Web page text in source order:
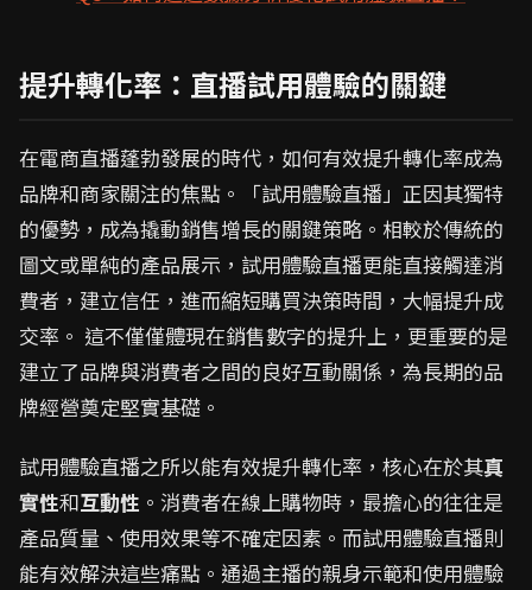
提升轉化率：直播試用體驗的關鍵
在電商直播蓬勃發展的時代，如何有效提升轉化率成為
品牌和商家關注的焦點。「試用體驗直播」正因其獨特
的優勢，成為撬動銷售增長的關鍵策略。相較於傳統的
圖文或單純的產品展示，試用體驗直播更能直接觸達消
費者，建立信任，進而縮短購買決策時間，大幅提升成
交率。 這不僅僅體現在銷售數字的提升上，更重要的是
建立了品牌與消費者之間的良好互動關係，為長期的品
牌經營奠定堅實基礎。
試用體驗直播之所以能有效提升轉化率，核心在於其真
實性和互動性 。消費者在線上購物時，最擔心的往往是
產品質量、使用效果等不確定因素。而試用體驗直播則
能有效解決這些痛點。通過主播的親身示範和使用體驗